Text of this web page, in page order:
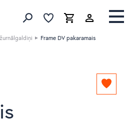
Meklēt produktus
IzlaseGrozs Izlase
Frame DV pakaramais